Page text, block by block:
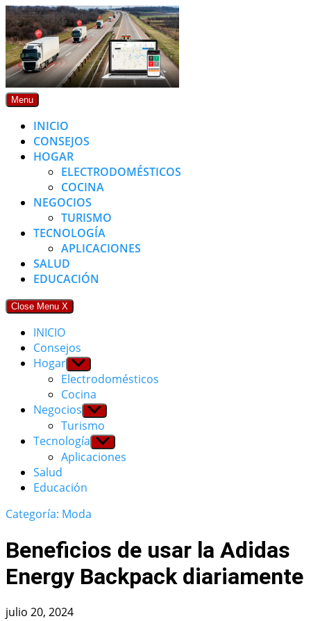
Skip
to
content
Menu
INICIO
CONSEJOS
HOGAR
ELECTRODOMÉSTICOS
COCINA
NEGOCIOS
TURISMO
TECNOLOGÍA
APLICACIONES
SALUD
EDUCACIÓN
Close Menu X
INICIO
Consejos
Hogar Show
sub
menu
Electrodomésticos
Cocina
Negocios Show
sub
menu
Turismo
Tecnología Show
sub
menu
Aplicaciones
Salud
Educación
Categoría: Moda
Beneficios de usar la Adidas
Energy Backpack diariamente
julio 20, 2024